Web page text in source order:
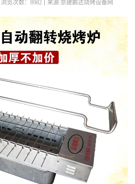
浏览次数：8982 来源:京建鹏达烧烤设备网